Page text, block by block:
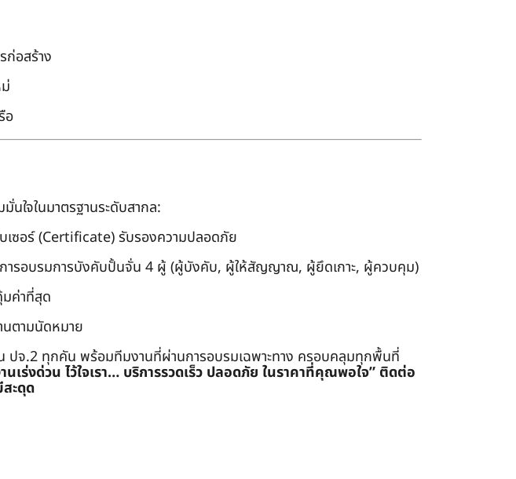
ก่อสร้าง
อ
นใจในมาตรฐานระดับสากล:
เซอร์ (Certificate) รับรองความปลอดภัย
ารอบรมการบังคับปั้นจั่น 4 ผู้ (ผู้บังคับ, ผู้ให้สัญญาณ, ผู้ยึดเกาะ, ผู้ควบคุม)
มค่าที่สุด
นตามนัดหมาย
ปจ.2 ทุกคัน พร้อมทีมงานที่ผ่านการอบรมเฉพาะทาง ครอบคลุมทุกพื้นที่
เร่งด่วน ไว้ใจเรา… บริการรวดเร็ว ปลอดภัย ในราคาที่คุณพอใจ” ติดต่อ
ะดุด